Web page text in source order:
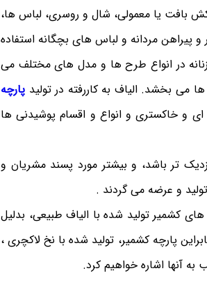
بافت یا معمولی، شال و روسری، لباس ها،
و پیراهن مردانه و لباس های بچگانه استفاده
در انواع طرح ها و مدل های مختلف می
می بخشد. الیاف به کاررفته در تولید پارچه
و خاکستری و انواع و اقسام پوشیدنی ها
تر باشد، و بیشتر مورد پسند مشریان و
و عرضه می گردند .
کشمیر تولید شده با الیاف طبیعی، بدلیل
پارچه کشمیر، تولید شده با نخ لاکچری ،
آنها اشاره خواهیم کرد.